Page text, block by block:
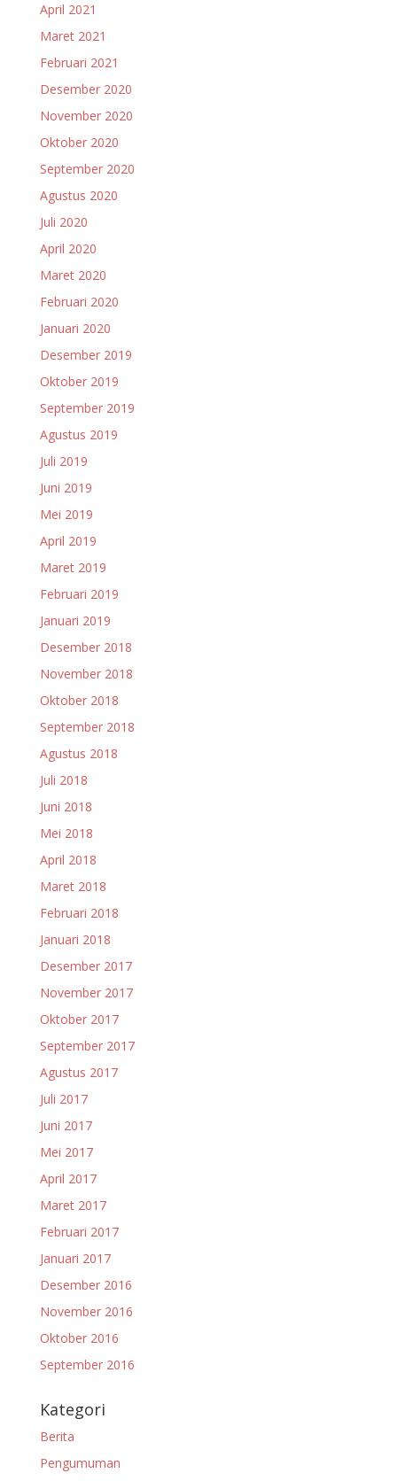
April 2021
Maret 2021
Februari 2021
Desember 2020
November 2020
Oktober 2020
September 2020
Agustus 2020
Juli 2020
April 2020
Maret 2020
Februari 2020
Januari 2020
Desember 2019
Oktober 2019
September 2019
Agustus 2019
Juli 2019
Juni 2019
Mei 2019
April 2019
Maret 2019
Februari 2019
Januari 2019
Desember 2018
November 2018
Oktober 2018
September 2018
Agustus 2018
Juli 2018
Juni 2018
Mei 2018
April 2018
Maret 2018
Februari 2018
Januari 2018
Desember 2017
November 2017
Oktober 2017
September 2017
Agustus 2017
Juli 2017
Juni 2017
Mei 2017
April 2017
Maret 2017
Februari 2017
Januari 2017
Desember 2016
November 2016
Oktober 2016
September 2016
Kategori
Berita
Pengumuman